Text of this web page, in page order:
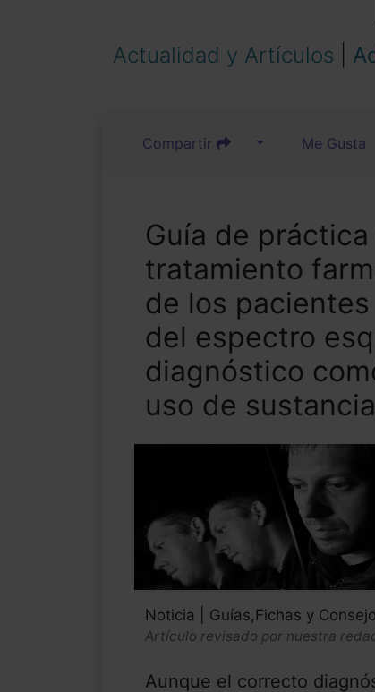
Actualidad y Artículos
Compartir Me
Guía de
tratamiento
de los
del espectro
diagnóstico
uso de
Noticia | Guías,Fichas y
Artículo revisado por nuestra
Aunque el correcto